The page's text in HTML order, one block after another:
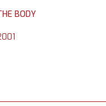
BODY